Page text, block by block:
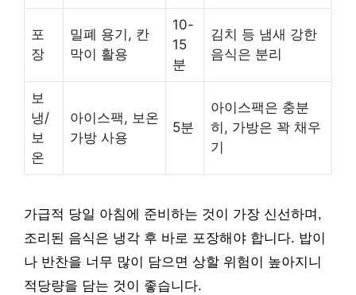
포
장
밀폐 용기, 칸
막이 활용
10-
15
분
김치 등 냄새 강한
음식은 분리
보
냉/
보
온
아이스팩, 보온
가방 사용
5분
아이스팩은 충분
히, 가방은 꽉 채우
기
가급적 당일 아침에 준비하는 것이 가장 신선하며,
조리된 음식은 냉각 후 바로 포장해야 합니다. 밥이
나 반찬을 너무 많이 담으면 상할 위험이 높아지니
적당량을 담는 것이 좋습니다.